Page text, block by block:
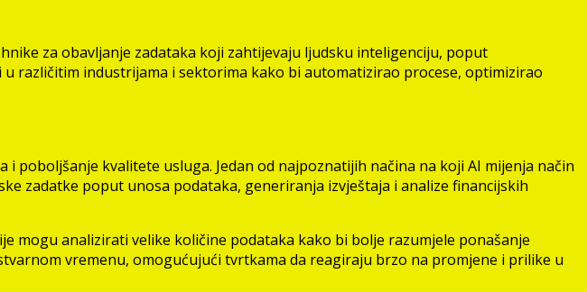
za obavljanje zadataka koji zahtijevaju ljudsku inteligenciju, poput
različitim industrijama i sektorima kako bi automatizirao procese, optimizirao
kvalitete usluga. Jedan od najpoznatijih načina na koji AI mijenja način
zadatke poput unosa podataka, generiranja izvještaja i analize financijskih
mogu analizirati velike količine podataka kako bi bolje razumjele ponašanje
vremenu, omogućujući tvrtkama da reagiraju brzo na promjene i prilike u